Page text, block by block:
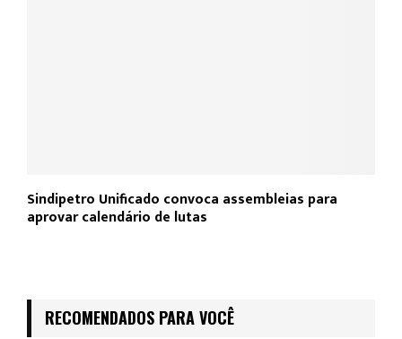
Sindipetro Unificado convoca assembleias para
aprovar calendário de lutas
RECOMENDADOS PARA VOCÊ